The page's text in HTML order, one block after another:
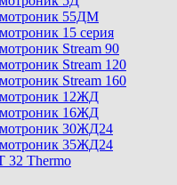
55ДМ
15 серия
Stream 90
Stream 120
Stream 160
12ЖД
16ЖД
30ЖД24
35ЖД24
32 Thermo